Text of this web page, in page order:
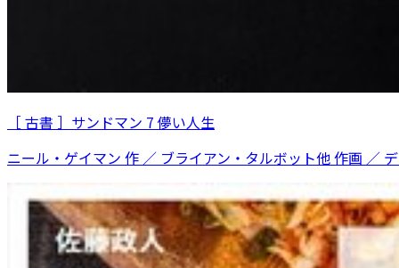
［ 古書 ］サンドマン 7 儚い人生
ニール・ゲイマン 作 ／ ブライアン・タルボット他 作画 ／